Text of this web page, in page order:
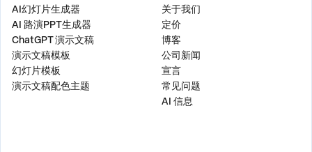
AI幻灯片生成器
AI 路演PPT生成器
ChatGPT 演示文稿
演示文稿模板
幻灯片模板
演示文稿配色主题
关于我们
定价
博客
公司新闻
宣言
常见问题
AI 信息